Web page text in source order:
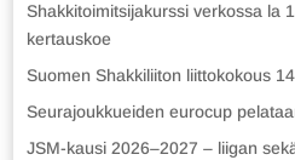
Shakkitoimitsijakurssi verkossa la
kertauskoe
Suomen Shakkiliiton liittokokous
Seurajoukkueiden eurocup
JSM-kausi 2026–2027 – liigan